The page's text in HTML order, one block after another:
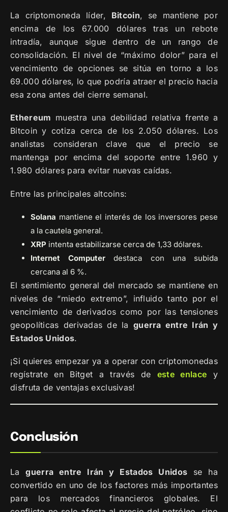
La criptomoneda líder, Bitcoin, se mantiene por
encima de los 67.000 dólares tras un rebote
intradía, aunque sigue dentro de un rango de
consolidación. El nivel de “máximo dolor” para el
vencimiento de opciones se sitúa en torno a los
69.000 dólares, lo que podría atraer el precio hacia
esa zona antes del cierre semanal.
Ethereum muestra una debilidad relativa frente a
Bitcoin y cotiza cerca de los 2.050 dólares. Los
analistas consideran clave que el precio se
mantenga por encima del soporte entre 1.960 y
1.980 dólares para evitar nuevas caídas.
Entre las principales altcoins:
Solana mantiene el interés de los inversores pese
a la cautela general.
XRP intenta estabilizarse cerca de 1,33 dólares.
Internet Computer destaca con una subida
cercana al 6 %.
El sentimiento general del mercado se mantiene en
niveles de “miedo extremo”, influido tanto por el
vencimiento de derivados como por las tensiones
geopolíticas derivadas de la guerra entre Irán y
Estados Unidos.
¡Si quieres empezar ya a operar con criptomonedas
regístrate en Bitget a través de este enlace y
disfruta de ventajas exclusivas!
Conclusión
Laguerra entre Irán y Estados Unidos se ha
convertido en uno de los factores más importantes
para los mercados financieros globales. El